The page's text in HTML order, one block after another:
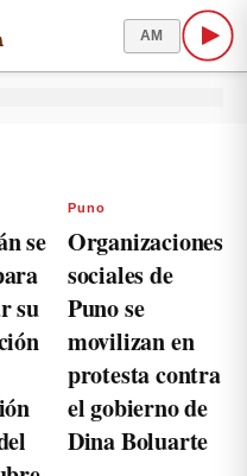
AM
se
su
Puno
Organizaciones
sociales de
Puno se
movilizan en
protesta contra
el gobierno de
Dina Boluarte